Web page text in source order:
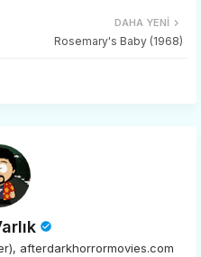
DAHA YENI
Rosemary's Baby (1968)
afterdarkhorrormovies.com